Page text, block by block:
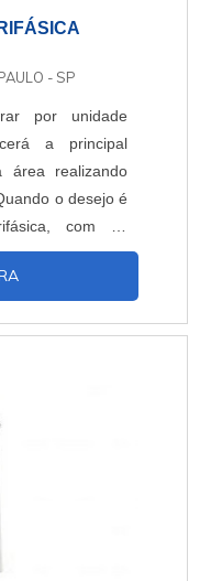
- SP
por unidade
a principal
área realizando
o desejo é
com os
o cliente
técnica
Inducap